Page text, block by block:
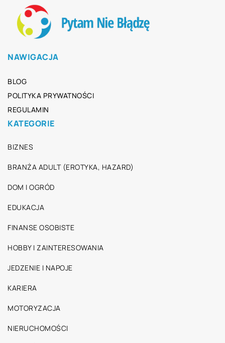
NAWIGACJA
BLOG
POLITYKA PRYWATNOŚCI
REGULAMIN
KATEGORIE
BIZNES
BRANŻA ADULT (EROTYKA, HAZARD)
DOM I OGRÓD
EDUKACJA
FINANSE OSOBISTE
HOBBY I ZAINTERESOWANIA
JEDZENIE I NAPOJE
KARIERA
MOTORYZACJA
NIERUCHOMOŚCI